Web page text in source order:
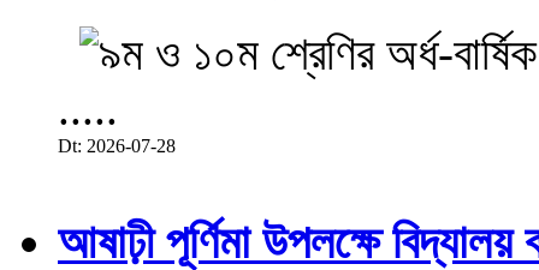
.....
Dt: 2026-07-28
আষাঢ়ী পূর্ণিমা উপলক্ষে বিদ্যালয়